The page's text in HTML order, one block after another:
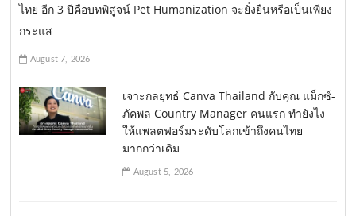
ไทย อีก 3 ปีคือบทพิสูจน์ Pet Humanization จะยั่งยืนหรือเป็นเพียง
กระแส
August 7, 2026
เจาะกลยุทธ์ Canva Thailand กับคุณ แม็กซ์-
ภัคพล Country Manager คนแรก ทำยังไง
ให้แพลตฟอร์มระดับโลกเข้าถึงคนไทย
มากกว่าเดิม
August 5, 2026